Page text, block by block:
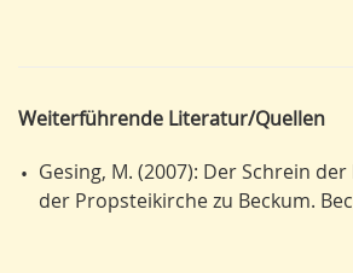
Weiterführende Literatur/Quellen
• Gesing, M. (2007): Der Schrein
der Propsteikirche zu Beckum.